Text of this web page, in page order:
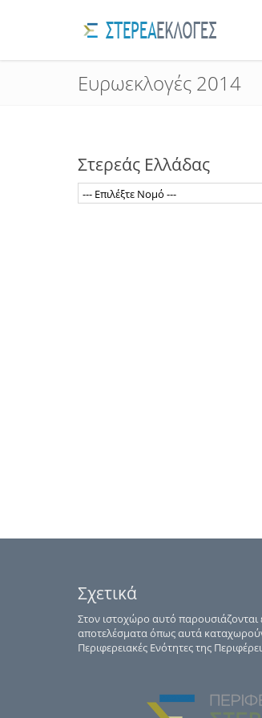
Ευρωεκλογές 2014
Στερεάς Ελλάδας
--- Επιλέξτε Νομό ---
Σχετικά
Στον ιστοχώρο αυτό παρουσιάζονται
αποτελέσματα όπως αυτά
Περιφερειακές Ενότητες της